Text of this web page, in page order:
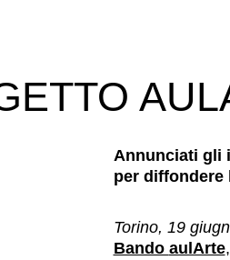
Annunciati gli
per diffondere
Torino, 19
Bando aulArte,